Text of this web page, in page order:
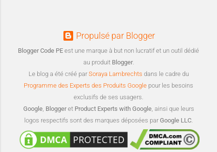
Propulsé par Blogger
Blogger Code PE est une marque à but non lucratif et un outil dédié
au produit Blogger.
Le blog a été créé par Soraya Lambrechts dans le cadre du
Programme des Experts des Produits Google pour les besoins
exclusifs de ses usagers.
Google, Bloggeret Product Experts with Google, ainsi que leurs
logos respectifs sont des marques déposées par Google LLC